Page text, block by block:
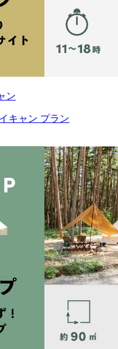
ン
キャン プラン